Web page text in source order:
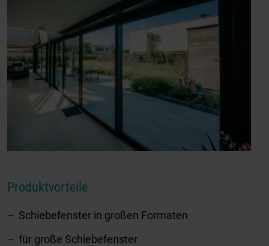
Produktvorteile
Schiebefenster in großen Formaten
für große Schiebefenster